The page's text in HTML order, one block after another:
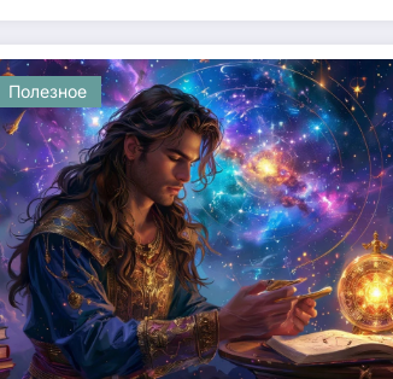
Полезное